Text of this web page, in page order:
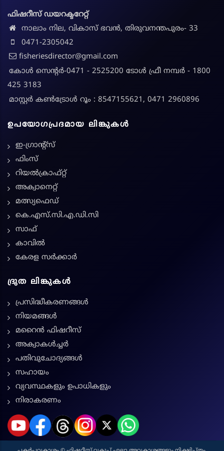
ഫിഷറീസ് ഡയറക്ടറേറ്റ്
നാലാം നില, വികാസ് ഭവൻ, തിരുവനന്തപുരം- 33
0471-2305042
fisheriesdirector@gmail.com
കോൾ സെന്റർ-0471 - 2525200 ടോൾ ഫ്രീ നമ്പർ - 1800
425 3183
മാസ്റ്റർ കൺട്രോൾ റൂം : 8547155621, 0471 2960896
ഉപയോഗപ്രദമായ ലിങ്കുകൾ
ഇ-ഗ്രാന്റ്സ്
ഫിംസ്
റിയൽക്രാഫ്റ്റ്
അക്വാനെറ്റ്
മത്സ്യഫെഡ്
കെ.എസ്.സി.എ.ഡി.സി
സാഫ്
കാവിൽ
കേരള സർക്കാർ
ദ്രുത ലിങ്കുകൾ
പ്രസിദ്ധീകരണങ്ങൾ
നിയമങ്ങള്‍
മറൈൻ ഫിഷറീസ്
അക്വാകൾച്ചർ
പതിവുചോദ്യങ്ങൾ
സഹായം
വ്യവസ്ഥകളും ഉപാധികളും
നിരാകരണം